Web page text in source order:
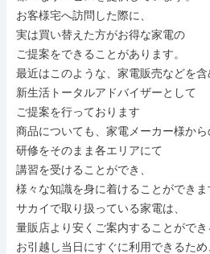
お客様宅へ訪問した際に、
実は買い替えた方がお得な家電の
ご提案をできることがあります。
最近はこのような、家電販売などを含
新生活トータルアドバイザーとして
ご提案を行っております
商品についても、家電メーカー様から
研修をそのまま各エリアにて
講習を受けることができ、
様々な知識を身に着けることができま
サカイで取り扱っている家電は、
量販店より安くご案内することができ
お引越し当日にすぐに利用できるため